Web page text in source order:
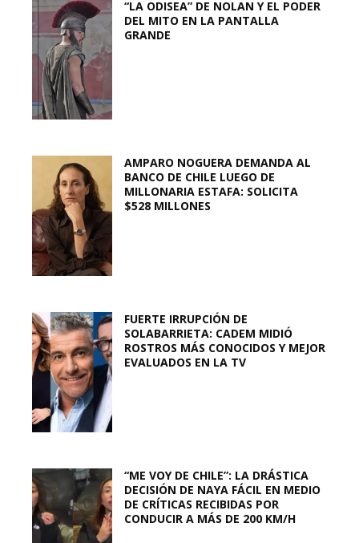
“LA ODISEA” DE NOLAN Y EL PODER
DEL MITO EN LA PANTALLA
GRANDE
AMPARO NOGUERA DEMANDA AL
BANCO DE CHILE LUEGO DE
MILLONARIA ESTAFA: SOLICITA
$528 MILLONES
FUERTE IRRUPCIÓN DE
SOLABARRIETA: CADEM MIDIÓ
ROSTROS MÁS CONOCIDOS Y MEJOR
EVALUADOS EN LA TV
“ME VOY DE CHILE”: LA DRÁSTICA
DECISIÓN DE NAYA FÁCIL EN MEDIO
DE CRÍTICAS RECIBIDAS POR
CONDUCIR A MÁS DE 200 KM/H